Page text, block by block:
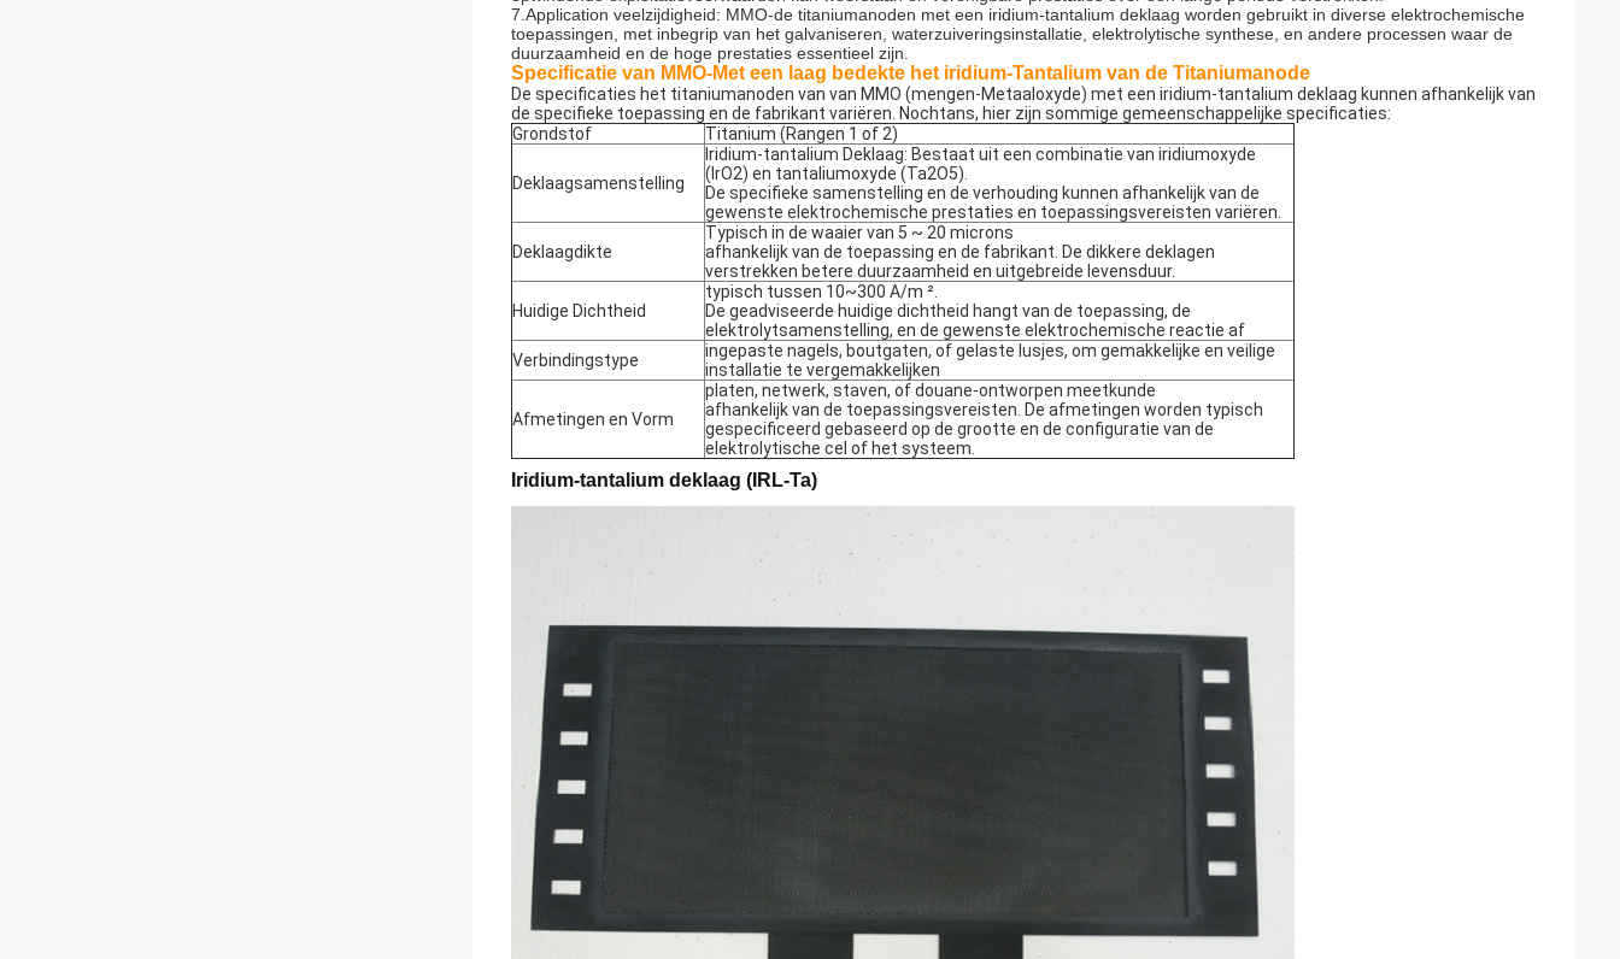
7.Application veelzijdigheid: MMO-de titaniumanoden met een iridium-tantalium deklaag worden gebruikt in diverse elektrochemische
toepassingen, met inbegrip van het galvaniseren, waterzuiveringsinstallatie, elektrolytische synthese, en andere processen waar de
duurzaamheid en de hoge prestaties essentieel zijn.
Specificatie van MMO-Met een laag bedekte het iridium-Tantalium van de Titaniumanode
De specificaties het titaniumanoden van van MMO (mengen-Metaaloxyde) met een iridium-tantalium deklaag kunnen afhankelijk van
de specifieke toepassing en de fabrikant variëren. Nochtans, hier zijn sommige gemeenschappelijke specificaties:
Grondstof
Titanium (Rangen 1 of 2)
Deklaagsamenstelling
Iridium-tantalium Deklaag: Bestaat uit een combinatie van iridiumoxyde
(IrO2) en tantaliumoxyde (Ta2O5).
De specifieke samenstelling en de verhouding kunnen afhankelijk van de
gewenste elektrochemische prestaties en toepassingsvereisten variëren.
Deklaagdikte
Typisch in de waaier van 5 ~ 20 microns
afhankelijk van de toepassing en de fabrikant. De dikkere deklagen
verstrekken betere duurzaamheid en uitgebreide levensduur.
Huidige Dichtheid
typisch tussen 10~300 A/m ².
De geadviseerde huidige dichtheid hangt van de toepassing, de
elektrolytsamenstelling, en de gewenste elektrochemische reactie af
Verbindingstype
ingepaste nagels, boutgaten, of gelaste lusjes, om gemakkelijke en veilige
installatie te vergemakkelijken
Afmetingen en Vorm
platen, netwerk, staven, of douane-ontworpen meetkunde
afhankelijk van de toepassingsvereisten. De afmetingen worden typisch
gespecificeerd gebaseerd op de grootte en de configuratie van de
elektrolytische cel of het systeem.
Iridium-tantalium deklaag (IRL-Ta)